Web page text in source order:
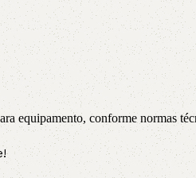
equipamento, conforme normas